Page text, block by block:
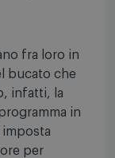
fra loro in
bucato che
infatti, la
in
per